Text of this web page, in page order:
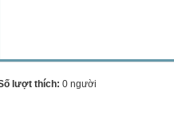
lượt thích: 0 người